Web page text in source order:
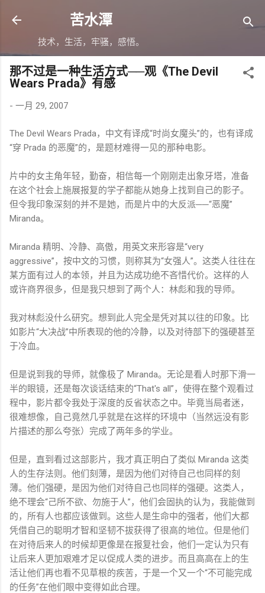
跳至主要内容
苦水潭
技术，生活，牢骚，感悟。
那不过是一种生活方式──观《The Devil
Wears Prada》有感
- 一月 29, 2007
The Devil Wears Prada，中文有译成“时尚女魔头”的，也有译成
“穿 Prada 的恶魔”的，是题材难得一见的那种电影。
片中的女主角年轻，勤奋，相信每一个刚刚走出象牙塔，准备
在这个社会上施展报复的学子都能从她身上找到自己的影子。
但令我印象深刻的并不是她，而是片中的大反派──“恶魔”
Miranda。
Miranda 精明、冷静、高傲，用英文来形容是“very
aggressive”，按中文的习惯，则称其为“女强人”。这类人往往在
某方面有过人的本领，并且为达成功绝不吝惜代价。这样的人
或许商界很多，但是我只想到了两个人：林彪和我的导师。
我对林彪没什么研究。想到此人完全是凭对其以往的印象。比
如影片“大决战”中所表现的他的冷静，以及对待部下的强硬甚至
于冷血。
但是说到我的导师，就像极了 Miranda。无论是看人时那下滑一
半的眼镜，还是每次谈话结束的“That's all”，使得在整个观看过
程中，影片都令我处于深度的反省状态之中。毕竟当局者迷，
很难想像，自己竟然几乎就是在这样的环境中（当然远没有影
片描述的那么夸张）完成了两年多的学业。
但是，直到看过这部影片，我才真正明白了类似 Miranda 这类
人的生存法则。他们刻薄，是因为他们对待自己也同样的刻
薄。他们强硬，是因为他们对待自己也同样的强硬。这类人，
绝不理会“己所不欲、勿施于人”，他们会固执的认为，我能做到
的，所有人也都应该做到。这些人是生命中的强者，他们大都
凭借自己的聪明才智和坚韧不拔获得了很高的地位。但是他们
在对待后来人的时候却更像是在报复社会，他们一定认为只有
让后来人更加艰难才足以促成人类的进步。而且高高在上的生
活让他们再也看不见草根的疾苦，于是一个又一个“不可能完成
的任务”在他们眼中变得如此合理。